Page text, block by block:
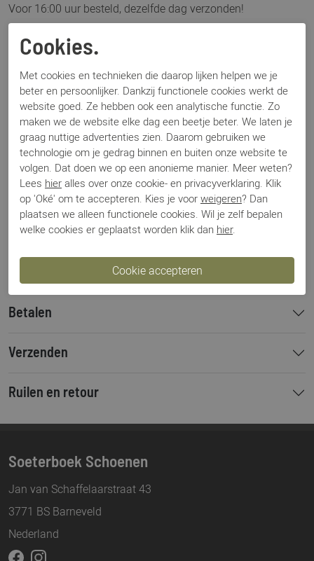
Voor 16:00 uur besteld, dezelfde dag verzonden!
Omschrijving
Specificaties
Merk
Nubikk
Artikelnummer
Jonah Arctic Fur
Breedtemaat
G
Los voetbed
Nee
Categorie
Boots sportief
Kleur
Cognac
Bestelcode
000003304
Betalen
Verzenden
Ruilen en retour
Soeterboek Schoenen
Jan van Schaffelaarstraat 43
3771 BS Barneveld
Nederland
Cookies.
Met cookies en technieken die daarop lijken helpen we je
beter en persoonlijker. Dankzij functionele cookies werkt de
website goed. Ze hebben ook een analytische functie. Zo
maken we de website elke dag een beetje beter. We laten je
graag nuttige advertenties zien. Daarom gebruiken we
technologie om je gedrag binnen en buiten onze website te
volgen. Dat doen we op een anonieme manier. Meer weten?
Lees hier alles over onze cookie- en privacyverklaring. Klik
op 'Oké' om te accepteren. Kies je voor weigeren? Dan
plaatsen we alleen functionele cookies. Wil je zelf bepalen
welke cookies er geplaatst worden klik dan hier.